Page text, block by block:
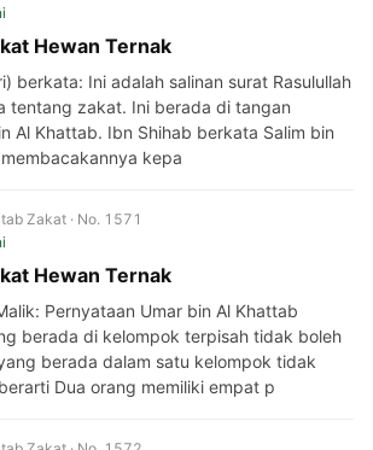
Hewan Ternak
berkata: Ini adalah salinan surat Rasulullah
Al Khattab. Ibn Shihab berkata Salim bin
kepa
Zakat · No. 1571
Hewan Ternak
Pernyataan Umar bin Al Khattab
berada di kelompok terpisah tidak boleh
berada dalam satu kelompok tidak
Dua orang memiliki empat p